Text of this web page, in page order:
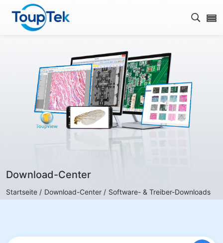
Open
Download-Center
Startseite / Download-Center / Software- & Treiber-Downloads